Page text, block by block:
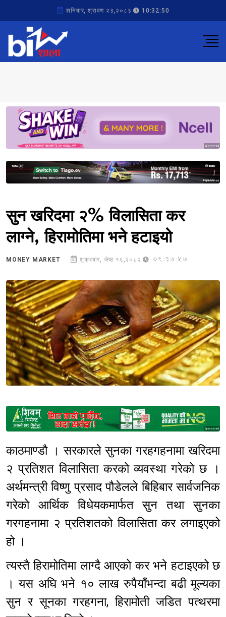
शनिबार, श्रावण २३,२०८३ 10:32:50
Sponsored
Sponsored
सुन खरिदमा २% विलासिता कर
लाग्ने, हिरामोतिमा भने हटाइयो
MONEY MARKET शुक्रबार, जेष्ठ १६,२०८२ 09:37:57
Sponsored
काठमाण्डौ । सरकारले सुनका गरहगहनामा खरिदमा
२ प्रतिशत विलासिता करको व्यवस्था गरेको छ ।
अर्थमन्त्री विष्णु प्रसाद पौडेलले बिहिबार सार्वजनिक
गरेको आर्थिक विधेयकमार्फत सुन तथा सुनका
गरगहनामा २ प्रतिशतको विलासिता कर लगाइएको
हो ।
त्यस्तै हिरामोतिमा लाग्दै आएको कर भने हटाइएको छ
। यस अघि भने १० लाख रुपैयाँभन्दा बढी मूल्यका
सुन र सूनका गरहगना, हिरामोती जडित पत्थरमा